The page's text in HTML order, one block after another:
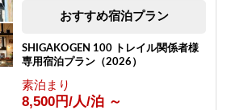
素泊り＞
素泊まり
8,500円/人/泊 ～
おすすめ宿泊プラン
SHIGAKOGEN 100 トレイル関係者様
専用宿泊プラン（2026）
素泊まり
8,500円/人/泊 ～